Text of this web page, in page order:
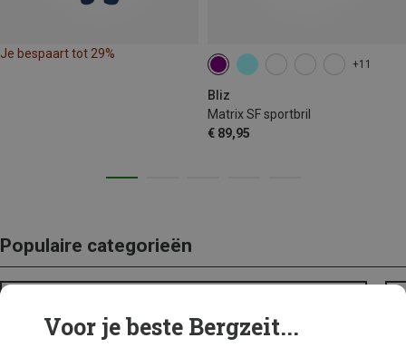
Je bespaart tot 29%
+11
Bliz
Matrix SF sportbril
€ 89,95
Populaire categorieën
Voor je beste Bergzeit...